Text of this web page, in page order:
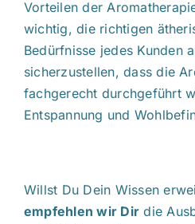
Vorteilen der
wichtig, die richtigen
Bedürfnisse jedes Kunden
sicherzustellen, dass die
fachgerecht durchgeführt
Entspannung und
Willst Du Dein Wissen
empfehlen wir Dir die